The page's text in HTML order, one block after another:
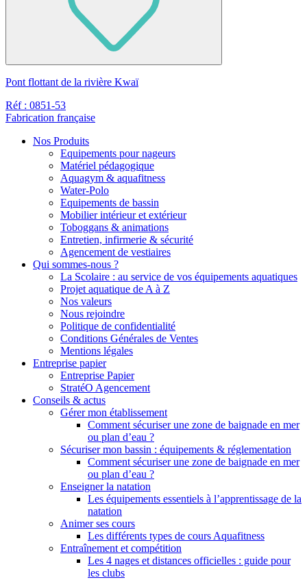
Pont flottant de la rivière Kwaï
Réf : 0851-53
Fabrication française
Nos Produits
Equipements pour nageurs
Matériel pédagogique
Aquagym & aquafitness
Water-Polo
Equipements de bassin
Mobilier intérieur et extérieur
Toboggans & animations
Entretien, infirmerie & sécurité
Agencement de vestiaires
Qui sommes-nous ?
La Scolaire : au service de vos équipements aquatiques
Projet aquatique de A à Z
Nos valeurs
Nous rejoindre
Politique de confidentialité
Conditions Générales de Ventes
Mentions légales
Entreprise papier
Entreprise Papier
StratéO Agencement
Conseils & actus
Gérer mon établissement
Comment sécuriser une zone de baignade en mer
ou plan d’eau ?
Sécuriser mon bassin : équipements & réglementation
Comment sécuriser une zone de baignade en mer
ou plan d’eau ?
Enseigner la natation
Les équipements essentiels à l’apprentissage de la
natation
Animer ses cours
Les différents types de cours Aquafitness
Entraînement et compétition
Les 4 nages et distances officielles : guide pour
les clubs